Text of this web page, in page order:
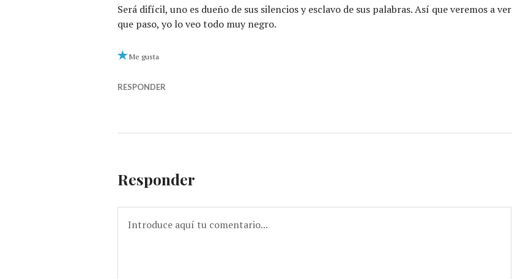
Será difícil, uno es dueño de sus silencios y esclavo de sus palabras. Así que veremos a ver
que paso, yo lo veo todo muy negro.
Me gusta
RESPONDER
Responder